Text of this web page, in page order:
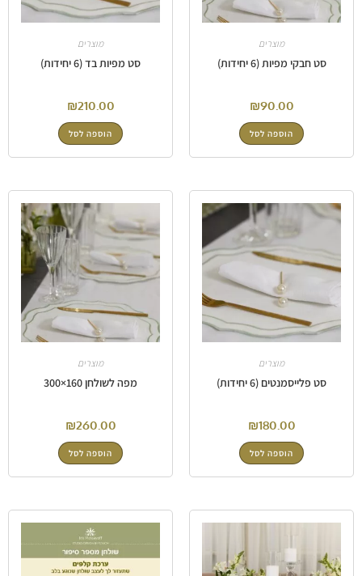
מוצרים
סט חבקי מפיות (6 יחידות)
₪90.00
הוספה לסל
מוצרים
סט מפיות בד (6 יחידות)
₪210.00
הוספה לסל
מוצרים
סט פלייסמנטים (6 יחידות)
₪180.00
הוספה לסל
מוצרים
מפה לשולחן 160×300
₪260.00
הוספה לסל